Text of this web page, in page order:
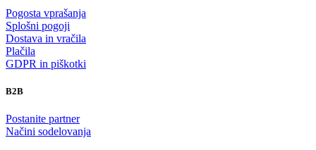
Pogosta vprašanja
Splošni pogoji
Dostava in vračila
Plačila
GDPR in piškotki
B2B
Postanite partner
Načini sodelovanja